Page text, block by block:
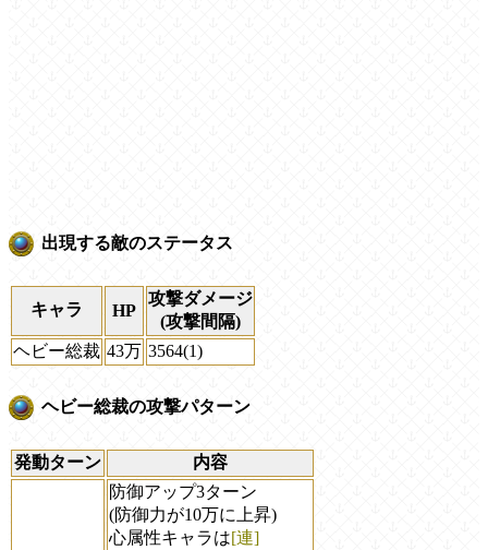
出現する敵のステータス
キャラ HP
攻撃ダメージ
(攻撃間隔)
ヘビー総裁 43万 3564(1)
ヘビー総裁の攻撃パターン
発動ターン 内容
防御アップ3ターン
(防御力が10万に上昇)
心属性キャラは[連]